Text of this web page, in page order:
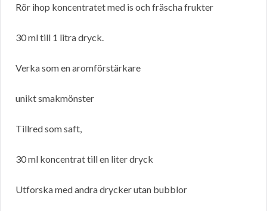
Rör ihop koncentratet med is och fräscha frukter
30 ml till 1 litra dryck.
Verka som en aromförstärkare
unikt smakmönster
Tillred som saft,
30 ml koncentrat till en liter dryck
Utforska med andra drycker utan bubblor